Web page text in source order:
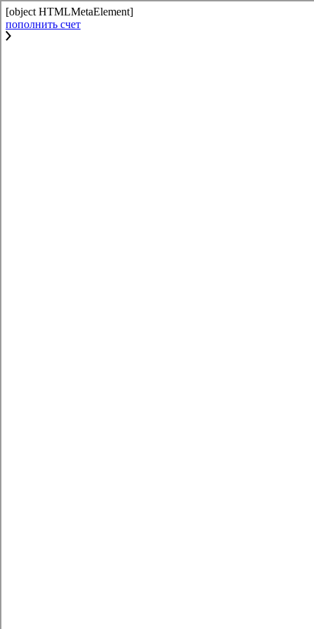
[object HTMLMetaElement]
пополнить счет